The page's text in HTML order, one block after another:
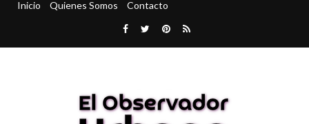
Inicio Quienes Somos Contacto